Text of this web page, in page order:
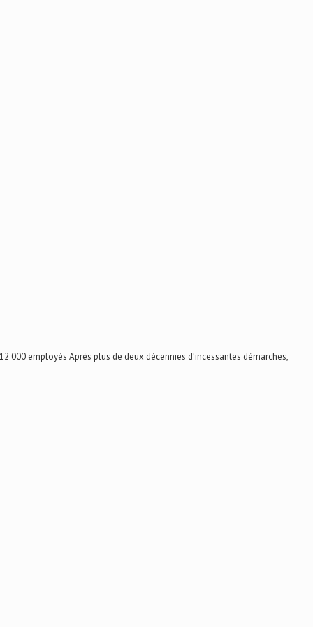
12 000 employés Après plus de deux décennies d’incessantes démarches,